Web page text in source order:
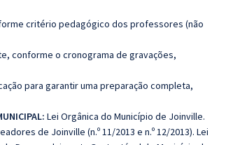
critério pedagógico dos professores (não
conforme o cronograma de gravações,
para garantir uma preparação completa,
: Lei Orgânica do Município de Joinville.
de Joinville (n.º 11/2013 e n.º 12/2013). Lei